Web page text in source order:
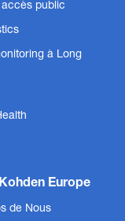
accès public
à Long
Europe
de Nous